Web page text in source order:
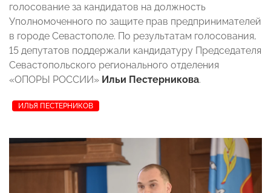
голосование за кандидатов на должность
Уполномоченного по защите прав предпринимателей
в городе Севастополе. По результатам голосования,
15 депутатов поддержали кандидатуру Председателя
Севастопольского регионального отделения
«ОПОРЫ РОССИИ» Ильи Пестерникова.
ИЛЬЯ ПЕСТЕРНИКОВ